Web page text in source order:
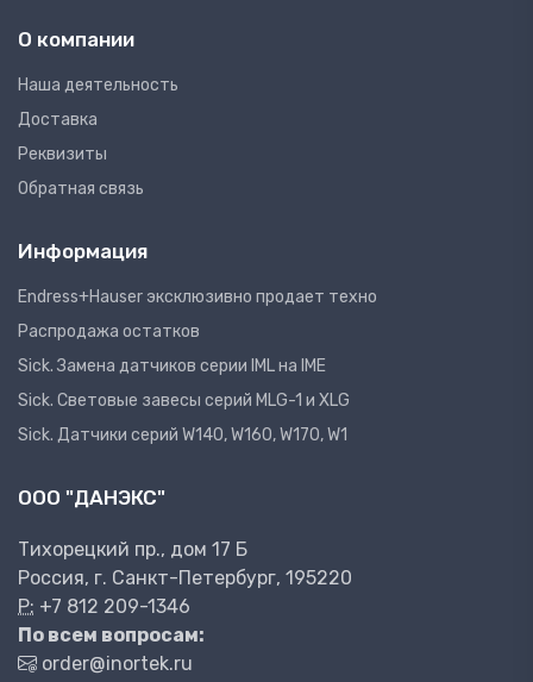
О компании
Наша деятельность
Доставка
Реквизиты
Обратная связь
Информация
Endress+Hauser эксклюзивно продает техно
Распродажа остатков
Sick. Замена датчиков серии IML на IME
Sick. Световые завесы серий MLG-1 и XLG
Sick. Датчики серий W140, W160, W170, W1
ООО "ДАНЭКС"
Тихорецкий пр., дом 17 Б
Россия, г. Санкт-Петербург, 195220
P: +7 812 209-1346
По всем вопросам:
order@inortek.ru